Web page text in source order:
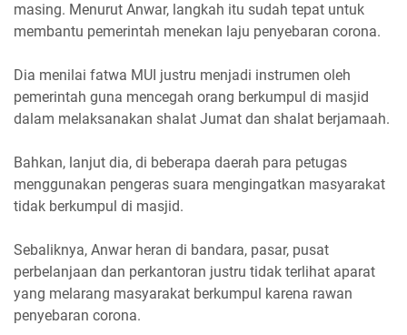
masing. Menurut Anwar, langkah itu sudah tepat untuk
membantu pemerintah menekan laju penyebaran corona.
Dia menilai fatwa MUI justru menjadi instrumen oleh
pemerintah guna mencegah orang berkumpul di masjid
dalam melaksanakan shalat Jumat dan shalat berjamaah.
Bahkan, lanjut dia, di beberapa daerah para petugas
menggunakan pengeras suara mengingatkan masyarakat
tidak berkumpul di masjid.
Sebaliknya, Anwar heran di bandara, pasar, pusat
perbelanjaan dan perkantoran justru tidak terlihat aparat
yang melarang masyarakat berkumpul karena rawan
penyebaran corona.